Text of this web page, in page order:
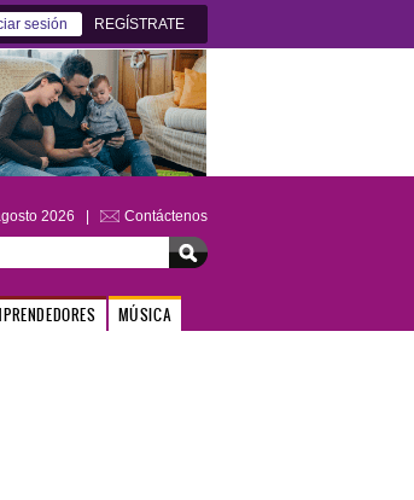
sesión REGÍSTRATE
2026 | Contáctenos
MÚSICA